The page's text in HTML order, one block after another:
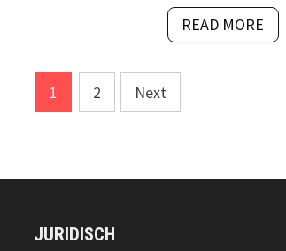
READ MORE
Posts
pagination
1 2 Next
JURIDISCH